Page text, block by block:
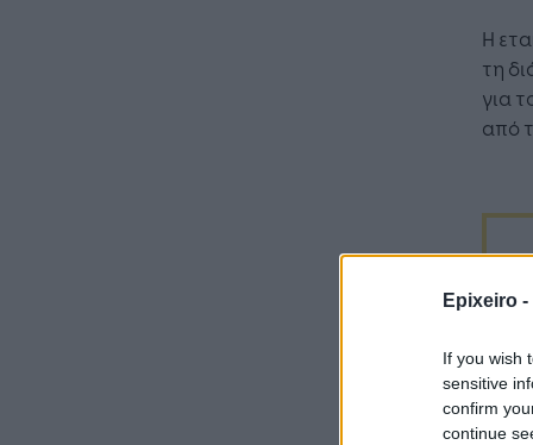
Epixeiro -
If you wish
sensitive
confirm
continue
Η
τη
για
από